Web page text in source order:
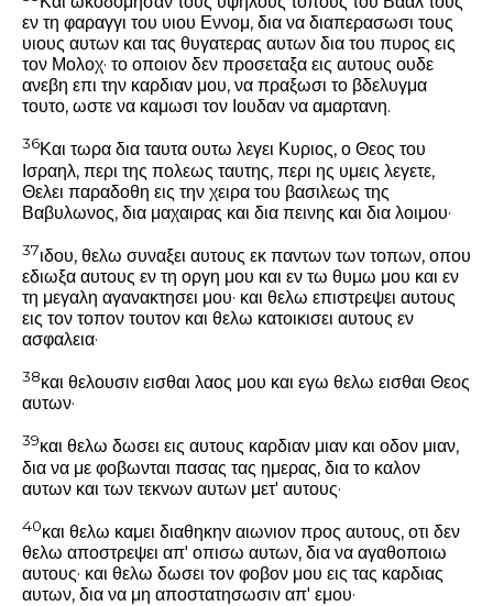
εν τη φαραγγι του υιου Εννομ, δια να διαπερασωσι τους
υιους αυτων και τας θυγατερας αυτων δια του πυρος εις
τον Μολοχ· το οποιον δεν προσεταξα εις αυτους ουδε
ανεβη επι την καρδιαν μου, να πραξωσι το βδελυγμα
τουτο, ωστε να καμωσι τον Ιουδαν να αμαρτανη.
36Και τωρα δια ταυτα ουτω λεγει Κυριος, ο Θεος του
Ισραηλ, περι της πολεως ταυτης, περι ης υμεις λεγετε,
Θελει παραδοθη εις την χειρα του βασιλεως της
Βαβυλωνος, δια μαχαιρας και δια πεινης και δια λοιμου·
37ιδου, θελω συναξει αυτους εκ παντων των τοπων, οπου
εδιωξα αυτους εν τη οργη μου και εν τω θυμω μου και εν
τη μεγαλη αγανακτησει μου· και θελω επιστρεψει αυτους
εις τον τοπον τουτον και θελω κατοικισει αυτους εν
ασφαλεια·
38και θελουσιν εισθαι λαος μου και εγω θελω εισθαι Θεος
αυτων·
39και θελω δωσει εις αυτους καρδιαν μιαν και οδον μιαν,
δια να με φοβωνται πασας τας ημερας, δια το καλον
αυτων και των τεκνων αυτων μετ' αυτους·
40και θελω καμει διαθηκην αιωνιον προς αυτους, οτι δεν
θελω αποστρεψει απ' οπισω αυτων, δια να αγαθοποιω
αυτους· και θελω δωσει τον φοβον μου εις τας καρδιας
αυτων, δια να μη αποστατησωσιν απ' εμου·